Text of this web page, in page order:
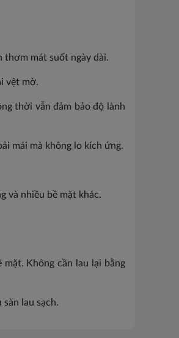
thơm mát suốt ngày dài.
vệt mờ.
thời vẫn đảm bảo độ lành
mái mà không lo kích ứng.
và nhiều bề mặt khác.
Không cần lau lại bằng
lau sạch.